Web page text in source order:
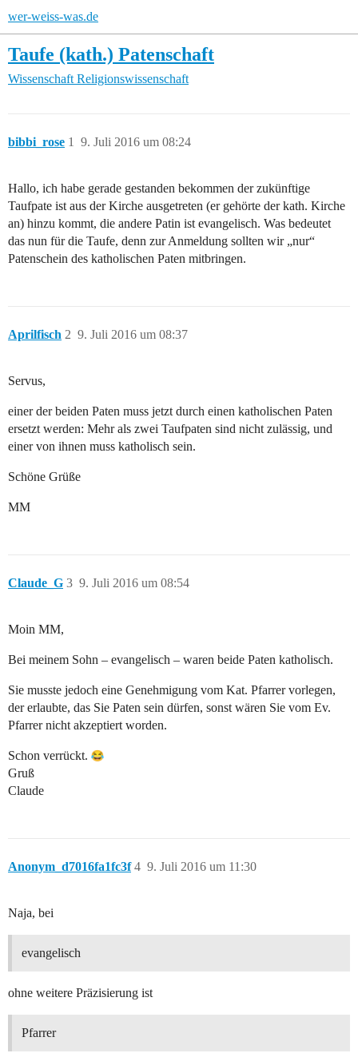
wer-weiss-was.de
Taufe (kath.) Patenschaft
Wissenschaft Religionswissenschaft
bibbi_rose 9. Juli 2016 um 08:24
1
Hallo, ich habe gerade gestanden bekommen der zukünftige
Taufpate ist aus der Kirche ausgetreten (er gehörte der kath. Kirche
an) hinzu kommt, die andere Patin ist evangelisch. Was bedeutet
das nun für die Taufe, denn zur Anmeldung sollten wir „nur“
Patenschein des katholischen Paten mitbringen.
Aprilfisch 9. Juli 2016 um 08:37
2
Servus,
einer der beiden Paten muss jetzt durch einen katholischen Paten
ersetzt werden: Mehr als zwei Taufpaten sind nicht zulässig, und
einer von ihnen muss katholisch sein.
Schöne Grüße
MM
Claude_G 9. Juli 2016 um 08:54
3
Moin MM,
Bei meinem Sohn – evangelisch – waren beide Paten katholisch.
Sie musste jedoch eine Genehmigung vom Kat. Pfarrer vorlegen,
der erlaubte, das Sie Paten sein dürfen, sonst wären Sie vom Ev.
Pfarrer nicht akzeptiert worden.
Schon verrückt.
Gruß
Claude
Anonym_d7016fa1fc3f 9. Juli 2016 um 11:30
4
Naja, bei
evangelisch
ohne weitere Präzisierung ist
Pfarrer